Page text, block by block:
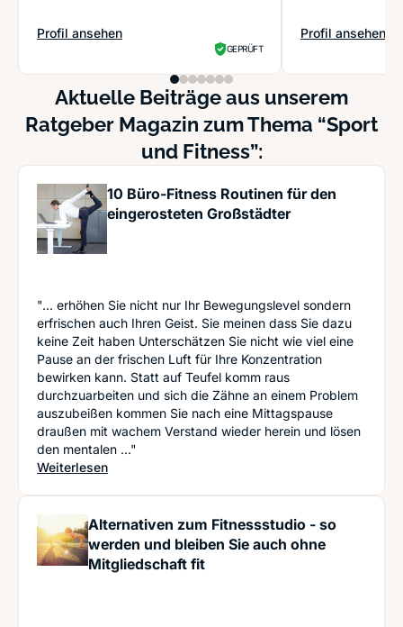
Profil ansehen
: move FACTORY Fitness
GEPRÜFT
Profil ansehen
: Fitpol Fitness
Aktuelle Beiträge aus unserem
Ratgeber Magazin zum Thema “Sport
und Fitness”:
10 Büro-Fitness Routinen für den
eingerosteten Großstädter
"... erhöhen Sie nicht nur Ihr Bewegungslevel sondern
erfrischen auch Ihren Geist. Sie meinen dass Sie dazu
keine Zeit haben Unterschätzen Sie nicht wie viel eine
Pause an der frischen Luft für Ihre Konzentration
bewirken kann. Statt auf Teufel komm raus
durchzuarbeiten und sich die Zähne an einem Problem
auszubeißen kommen Sie nach eine Mittagspause
draußen mit wachem Verstand wieder herein und lösen
den mentalen ..."
Weiterlesen: 10 Büro-Fitness Routinen für den eingerosteten
Alternativen zum Fitnessstudio - so
werden und bleiben Sie auch ohne
Mitgliedschaft fit